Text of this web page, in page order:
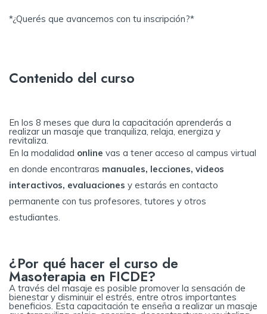
*¿Querés que avancemos con tu inscripción?*
Contenido del curso
En los 8 meses que dura la capacitación aprenderás a
realizar un masaje que tranquiliza, relaja, energiza y
revitaliza.
En la modalidad online vas a tener acceso al campus virtual
en donde encontraras manuales, lecciones, videos
interactivos, evaluaciones y estarás en contacto
permanente con tus profesores, tutores y otros
estudiantes.
¿Por qué hacer el curso de
Masoterapia en FICDE?
A través del masaje es posible promover la sensación de
bienestar y disminuir el estrés, entre otros importantes
beneficios. Esta capacitación te enseña a realizar un masaje